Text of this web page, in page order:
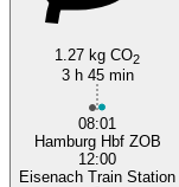
1.27 kg CO2
3 h 45 min
08:01
Hamburg Hbf ZOB
12:00
Eisenach Train Station